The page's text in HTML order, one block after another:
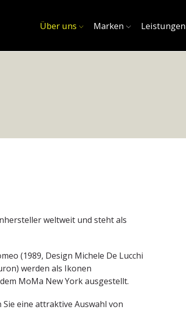
Über uns Marken Leistungen
weltweit und steht als
(1989, Design Michele De Lucchi
werden als Ikonen
MoMa New York ausgestellt.
eine attraktive Auswahl von